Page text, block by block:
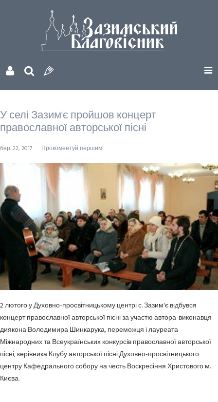
У селі Зазим'є пройшов концерт
православної авторської пісні
бер. 22, 2017 Прокоментуй першим!
2 лютого у Духовно-просвітницькому центрі с. Зазим'є відбувся
концерт православної авторської пісні за участю автора-виконавця
диякона Володимира Шинкарука, переможця і лауреата
Міжнародних та Всеукраїнських конкурсів православної авторської
пісні, керівника Клубу авторської пісні Духовно-просвітницького
центру Кафедрального собору на честь Воскресіння Христового м.
Києва.